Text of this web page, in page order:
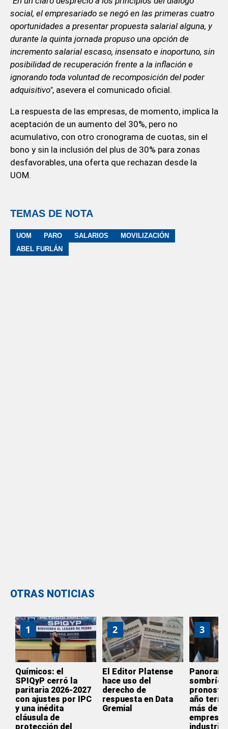
social, el empresariado se negó en las primeras cuatro
oportunidades a presentar propuesta salarial alguna, y
durante la quinta jornada propuso una opción de
incremento salarial escaso, insensato e inoportuno, sin
posibilidad de recuperación frente a la inflación e
ignorando toda voluntad de recomposición del poder
adquisitivo", asevera el comunicado oficial.
La respuesta de las empresas, de momento, implica la
aceptación de un aumento del 30%, pero no
acumulativo, con otro cronograma de cuotas, sin el
bono y sin la inclusión del plus de 30% para zonas
desfavorables, una oferta que rechazan desde la
UOM.
TEMAS DE NOTA
UOM PARO SALARIOS
MOVILIZACIÓN
ABEL FURLÁN
OTRAS NOTICIAS
1
Químicos: el
SPIQyP cerró la
paritaria 2026-2027
con ajustes por IPC
y una inédita
cláusula de
protección del
2
El Editor Platense
hace uso del
derecho de
respuesta en Data
Gremial
3
sombrío:
año
más de
empresas